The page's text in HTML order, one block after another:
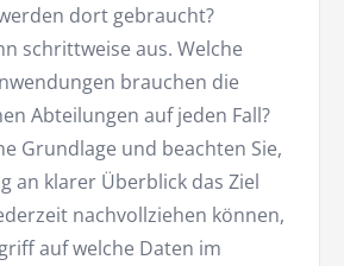
dort gebraucht?
schrittweise aus. Welche
brauchen die
Abteilungen auf jeden Fall?
Grundlage und beachten Sie,
an klarer Überblick das Ziel
nachvollziehen können,
auf welche Daten im